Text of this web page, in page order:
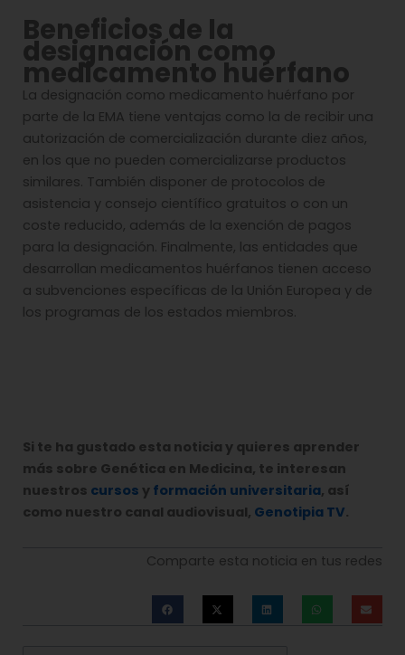
Beneficios de la
designación como
medicamento huérfano
La designación como medicamento huérfano por
parte de la EMA tiene ventajas como la de recibir una
autorización de comercialización durante diez años,
en los que no pueden comercializarse productos
similares. También disponer de protocolos de
asistencia y consejo científico gratuitos o con un
coste reducido, además de la exención de pagos
para la designación. Finalmente, las entidades que
desarrollan medicamentos huérfanos tienen acceso
a subvenciones específicas de la Unión Europea y de
los programas de los estados miembros.
Si te ha gustado esta noticia y quieres aprender
más sobre Genética en Medicina, te interesan
nuestros cursos y formación universitaria, así
como nuestro canal audiovisual, Genotipia TV.
Comparte esta noticia en tus redes